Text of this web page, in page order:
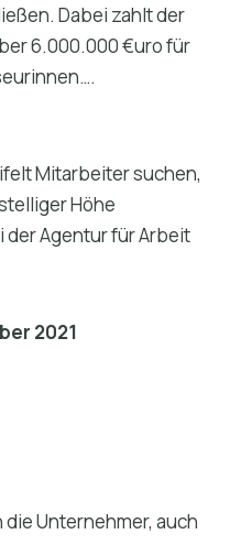
Dabei zahlt der
6.000.000 €uro für
Mitarbeiter suchen,
Höhe
Agentur für Arbeit
2021
Unternehmer, auch